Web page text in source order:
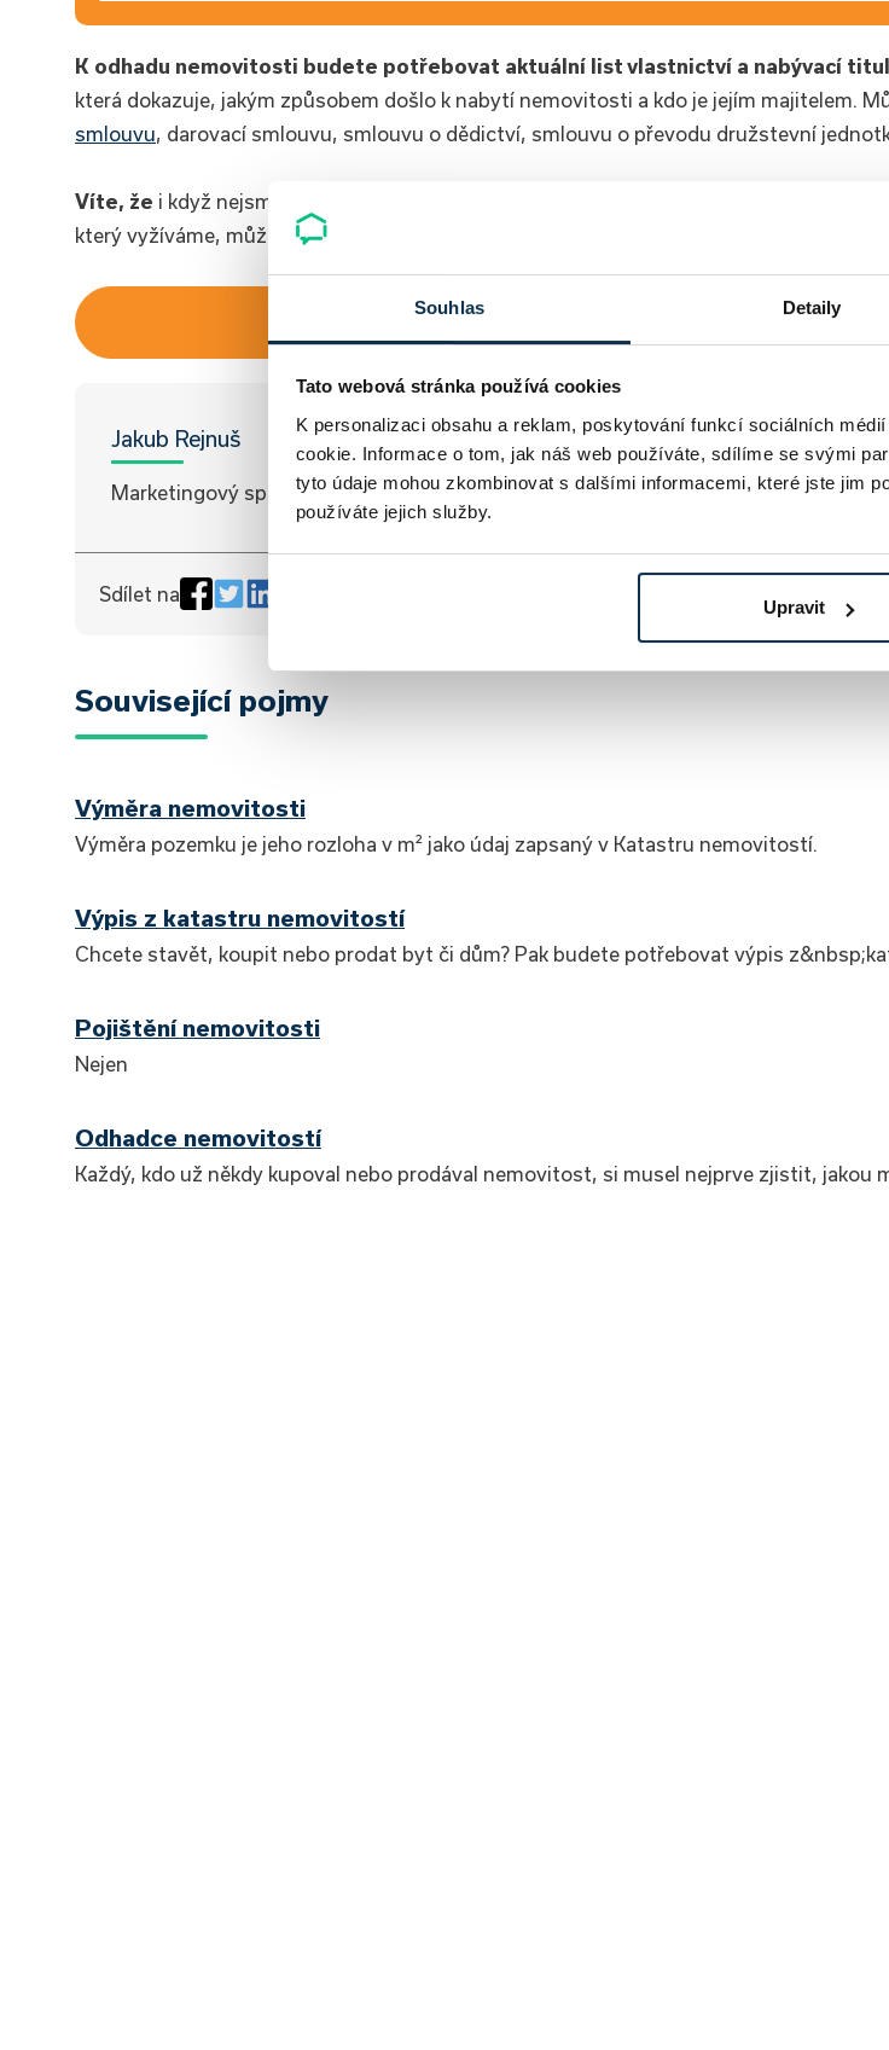
Souhlas Detaily
Tato webová stránka používá cookies
K personalizaci obsahu a reklam, poskytování funkcí sociálních
cookie. Informace o tom, jak náš web používáte, sdílíme se svými
tyto údaje mohou zkombinovat s dalšími informacemi, které jste jim
používáte jejich služby.
Upravit
K odhadu nemovitosti budete potřebovat aktuální list vlastnictví a nabývací
která dokazuje, jakým způsobem došlo k nabytí nemovitosti a kdo je jejím majitelem.
smlouvu, darovací smlouvu, smlouvu o dědictví, smlouvu o převodu družstevní
Víte, že i když nejsme realitka, přesto dokážeme
který vyžíváme, můžete dokonce nakoupit nemovitost za nižší cenu.
Hurá do vlastního bytu
Jakub Rejnuš
Marketingový specialista
Sdílet na
Související pojmy
Výměra nemovitosti
Výměra pozemku je jeho rozloha v m² jako údaj zapsaný v Katastru nemovitostí.
Výpis z katastru nemovitostí
Chcete stavět, koupit nebo prodat byt či dům? Pak budete potřebovat výpis
Pojištění nemovitosti
Nejen
Odhadce nemovitostí
Každý, kdo už někdy kupoval nebo prodával nemovitost, si musel nejprve zjistit, jakou